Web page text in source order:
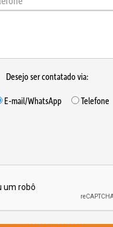
Desejo ser contatado via:
E-mail/WhatsApp
Telefone